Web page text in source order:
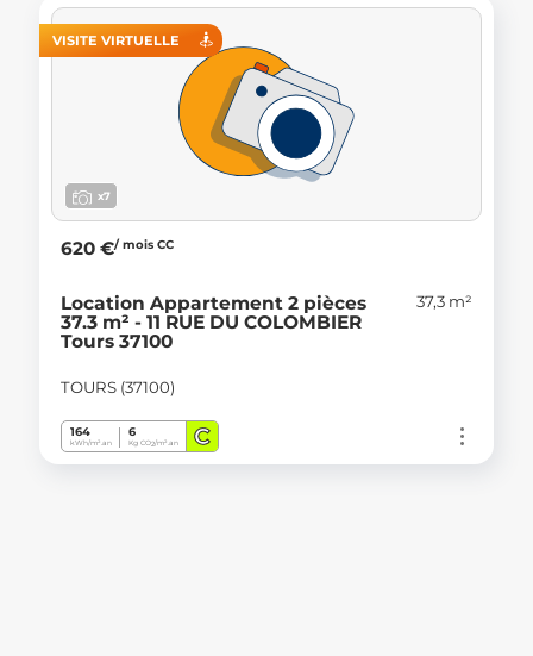
VISITE VIRTUELLE
x7
620 €/ mois CC
Location Appartement 2 pièces
37.3 m² - 11 RUE DU COLOMBIER
Tours 37100
37,3 m²
TOURS (37100)
164
kWh/m².an
6
Kg CO2/m².an C